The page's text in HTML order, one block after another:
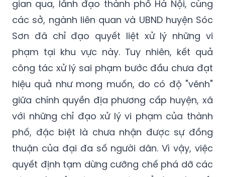
Sơn đã chỉ đạo quyết liệt xử lý những vi
phạm tại khu vực này. Tuy nhiên, kết quả
công tác xử lý sai phạm bước đầu chưa đạt
hiệu quả như mong muốn, do có độ "vênh"
giữa chính quyền địa phương cấp huyện, xã
với những chỉ đạo xử lý vi phạm của thành
phố, đặc biệt là chưa nhận được sự đồng
thuận của đại đa số người dân. Vì vậy, việc
quyết định tạm dừng cưỡng chế phá dỡ các
công trình ở thôn Minh Tân để rà soát, giải
quyết khiếu nại, tố cáo của công dân, đồng